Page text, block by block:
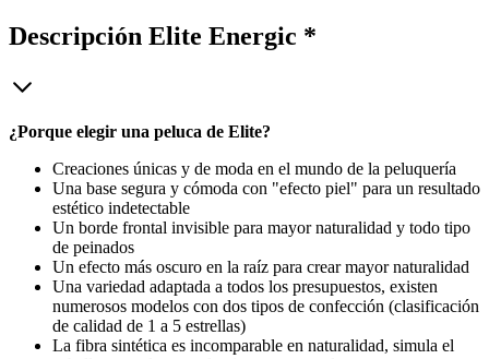
Descripción Elite Energic *
¿Porque elegir una peluca de Elite?
Creaciones únicas y de moda en el mundo de la peluquería
Una base segura y cómoda con "efecto piel" para un resultado
estético indetectable
Un borde frontal invisible para mayor naturalidad y todo tipo
de peinados
Un efecto más oscuro en la raíz para crear mayor naturalidad
Una variedad adaptada a todos los presupuestos, existen
numerosos modelos con dos tipos de confección (clasificación
de calidad de 1 a 5 estrellas)
La fibra sintética es incomparable en naturalidad, simula el